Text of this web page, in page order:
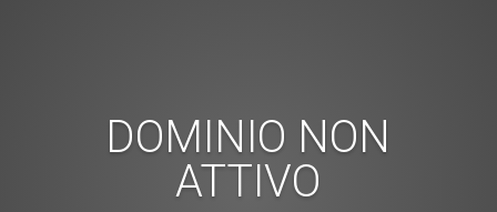
DOMINIO NON
ATTIVO